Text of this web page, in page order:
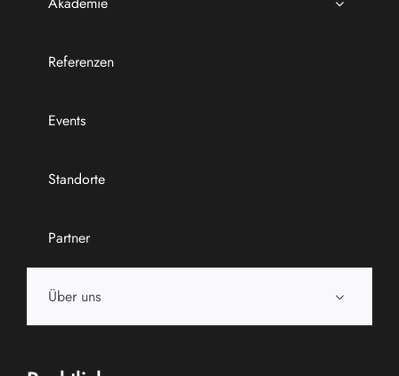
Referenzen
Events
Standorte
Partner
Über uns